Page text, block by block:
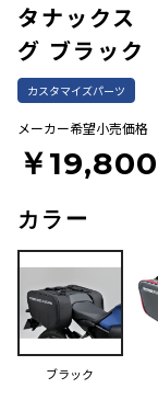
カスタマイズパーツ
タナックス
グ ブラック
メーカー希望小売価格
￥19,800
カラー
ブラック